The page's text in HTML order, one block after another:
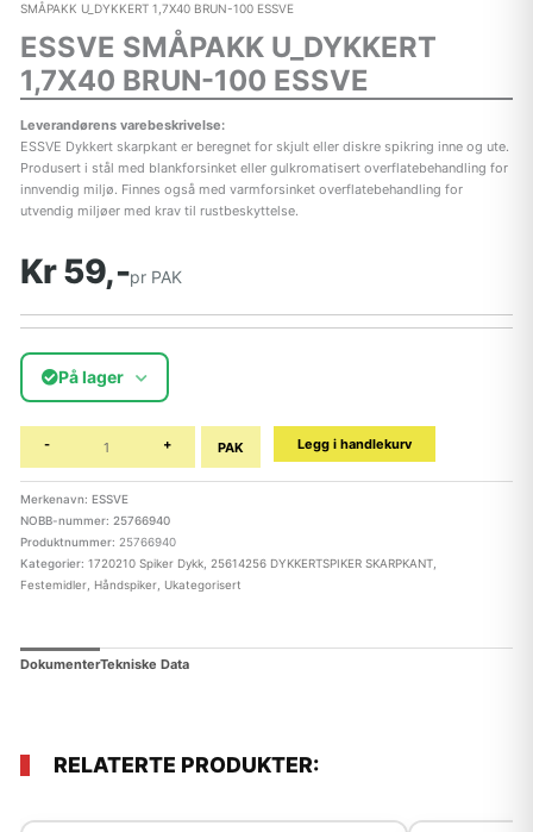
SMÅPAKK U_DYKKERT 1,7X40 BRUN-100 ESSVE
ESSVE SMÅPAKK U_DYKKERT
1,7X40 BRUN-100 ESSVE
Leverandørens varebeskrivelse:
ESSVE Dykkert skarpkant er beregnet for skjult eller diskre spikring inne og ute.
Produsert i stål med blankforsinket eller gulkromatisert overflatebehandling for
innvendig miljø. Finnes også med varmforsinket overflatebehandling for
utvendig miljøer med krav til rustbeskyttelse.
Kr 59,-pr PAK
På lager
- + PAK Legg i handlekurv
Merkenavn: ESSVE
NOBB-nummer: 25766940
Produktnummer: 25766940
Kategorier: 1720210 Spiker Dykk, 25614256 DYKKERTSPIKER SKARPKANT,
Festemidler, Håndspiker, Ukategorisert
DokumenterTekniske Data
RELATERTE PRODUKTER: